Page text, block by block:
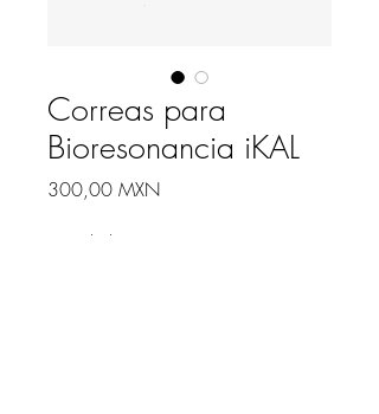
Correas para
Bioresonancia iKAL
300,00 MXNPrecio
Cantidad